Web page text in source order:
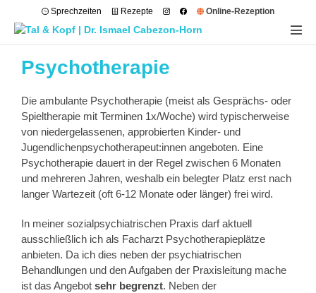
Sprechzeiten Rezepte Online-Rezeption
Psychotherapie
Die ambulante Psychotherapie (meist als Gesprächs- oder
Spieltherapie mit Terminen 1x/Woche) wird typischerweise
von niedergelassenen, approbierten Kinder- und
Jugendlichenpsychotherapeut:innen angeboten. Eine
Psychotherapie dauert in der Regel zwischen 6 Monaten
und mehreren Jahren, weshalb ein belegter Platz erst nach
langer Wartezeit (oft 6-12 Monate oder länger) frei wird.
In meiner sozialpsychiatrischen Praxis darf aktuell
ausschließlich ich als Facharzt Psychotherapieplätze
anbieten. Da ich dies neben der psychiatrischen
Behandlungen und den Aufgaben der Praxisleitung mache
ist das Angebot sehr begrenzt. Neben der